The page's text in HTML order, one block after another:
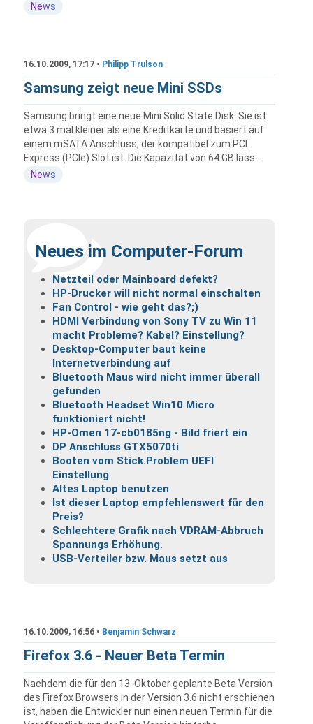
News
16.10.2009, 17:17 • Philipp Trulson
Samsung zeigt neue Mini SSDs
Samsung bringt eine neue Mini Solid State Disk. Sie ist
etwa 3 mal kleiner als eine Kreditkarte und basiert auf
einem mSATA Anschluss, der kompatibel zum PCI
Express (PCIe) Slot ist. Die Kapazität von 64 GB läss...
News
Neues im Computer-Forum
Netzteil oder Mainboard defekt?
HP-Drucker will nicht normal einschalten
Fan Control - wie geht das?;)
HDMI Verbindung von Sony TV zu Win 11
macht Probleme? Kabel? Einstellung?
Desktop-Computer baut keine
Internetverbindung auf
Bluetooth Maus wird nicht immer überall
gefunden
Bluetooth Headset Win10 Micro
funktioniert nicht!
HP-Omen 17-cb0185ng - Bild friert ein
DP Anschluss GTX5070ti
Booten vom Stick.Problem UEFI
Einstellung
Altes Laptop benutzen
Ist dieser Laptop empfehlenswert für den
Preis?
Schlechtere Grafik nach VDRAM-Abbruch
Spannungs Erhöhung.
USB-Verteiler bzw. Maus setzt aus
16.10.2009, 16:56 • Benjamin Schwarz
Firefox 3.6 - Neuer Beta Termin
Nachdem die für den 13. Oktober geplante Beta Version
des Firefox Browsers in der Version 3.6 nicht erschienen
ist, haben die Entwickler nun einen neuen Termin für die